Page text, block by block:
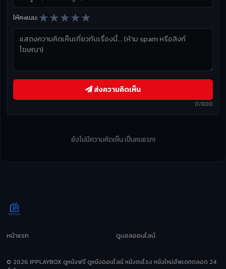
ให้คะแนน:★★★★★
0/800
ส่งความคิดเห็น
ยังไม่มีความคิดเห็น เป็นคนแรก!
หน้าแรก ดูบอลออนไลน์
© 2026 IPPLAYBOX ดูหนังฟรี ดูหนังออนไลน์ หนังชนโรง หนังใหม่อัพเดทตลอด 24